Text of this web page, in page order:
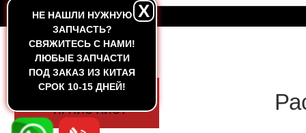
НЕ НАШЛИ НУЖНУЮ
ЗАПЧАСТЬ?
CВЯЖИТЕСЬ С НАМИ!
ЛЮБЫЕ ЗАПЧАСТИ
ПОД ЗАКАЗ ИЗ КИТАЯ
СРОК 10-15 ДНЕЙ!
X
ГЛАВНАЯ
СКАЧАТЬ
ПРАЙС-ЛИСТ